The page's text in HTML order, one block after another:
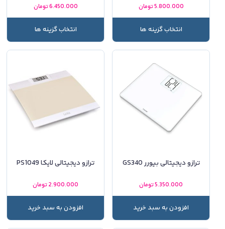
5.800.000تومان
انتخاب گزینه ها
6.450.000تومان
انتخاب گزینه ها
ترازو دیجیتالی بیورر GS340
5.350.000تومان
افزودن به سبد خرید
ترازو دیجیتالی لایکا PS1049
2.900.000تومان
افزودن به سبد خرید